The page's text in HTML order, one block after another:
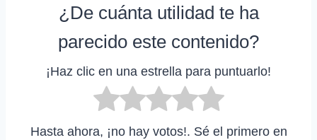
¿De cuánta utilidad te ha
parecido este contenido?
¡Haz clic en una estrella para puntuarlo!
Hasta ahora, ¡no hay votos!. Sé el primero en